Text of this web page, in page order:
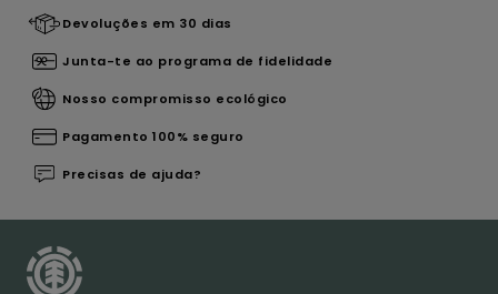
Devoluções em 30 dias
Junta-te ao programa de fidelidade
Nosso compromisso ecológico
Pagamento 100% seguro
Precisas de ajuda?